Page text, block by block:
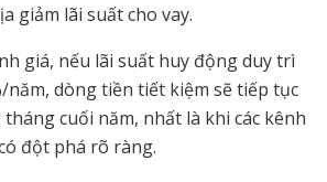
giảm lãi suất cho vay.
giá, nếu lãi suất huy động duy trì
năm, dòng tiền tiết kiệm sẽ tiếp tục
cuối năm, nhất là khi các kênh
đột phá rõ ràng.